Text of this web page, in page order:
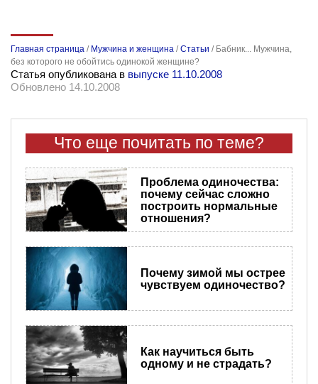
Главная страница / Мужчина и женщина /Статьи / Бабник... Мужчина,
без которого не обойтись одинокой женщине?
Статья опубликована в выпуске 11.10.2008
Обновлено 14.10.2008
Что еще почитать по теме?
Проблема одиночества:
почему сейчас сложно
построить нормальные
отношения?
Почему зимой мы острее
чувствуем одиночество?
Как научиться быть
одному и не страдать?